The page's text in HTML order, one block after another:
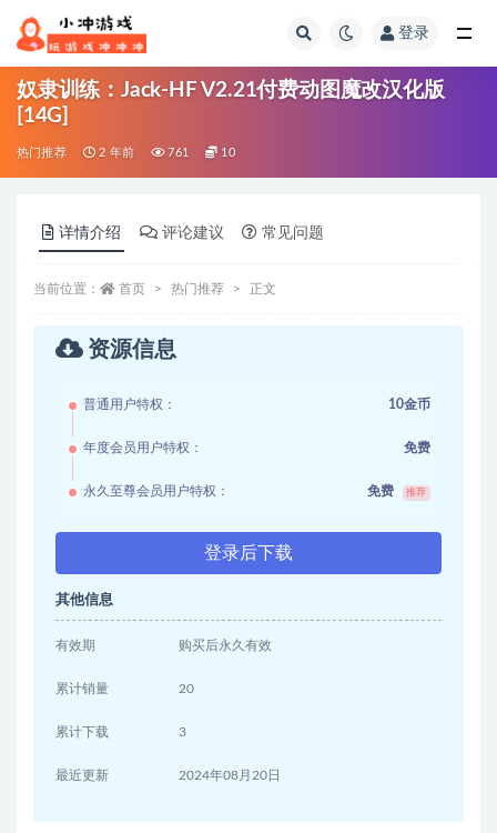
登录
奴隶训练：Jack-HF V2.21付费动图魔改汉化版
[14G]
热门推荐 2 年前 761 10
详情介绍 评论建议 常见问题
当前位置： 首页 热门推荐 正文
资源信息
普通用户特权： 10金币
年度会员用户特权： 免费
永久至尊会员用户特权： 免费 推荐
登录后下载
其他信息
有效期 购买后永久有效
累计销量 20
累计下载 3
最近更新 2024年08月20日